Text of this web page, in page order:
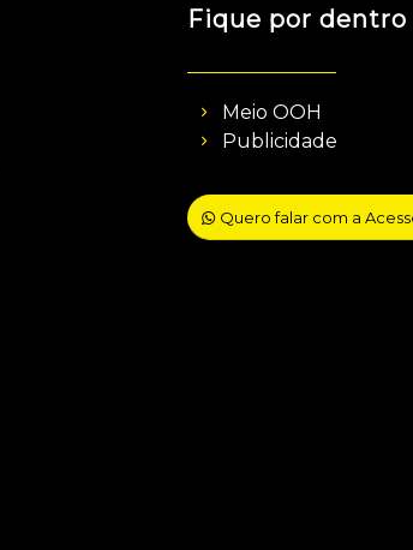
Fique por dentro
Meio OOH
Publicidade
Quero falar com a